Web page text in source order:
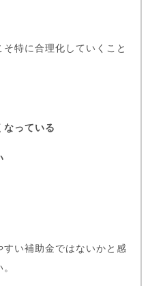
特に合理化していくこと
なっている
い補助金ではないかと感